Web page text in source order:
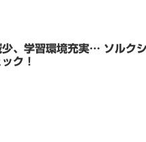
、学習環境充実… ソルク
ク！